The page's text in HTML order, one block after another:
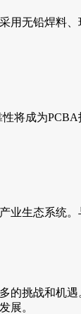
用无铅焊料
将成为
业生态系统
的挑战和机
展。